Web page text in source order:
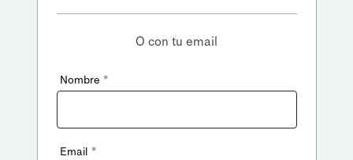
O con tu email
Nombre *
Email *